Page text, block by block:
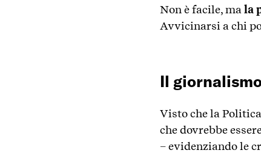
Non è facile, ma la
Avvicinarsi a chi
Il
Visto che la
che dovrebbe
– evidenziando le